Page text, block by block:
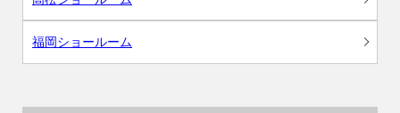
福岡ショールーム